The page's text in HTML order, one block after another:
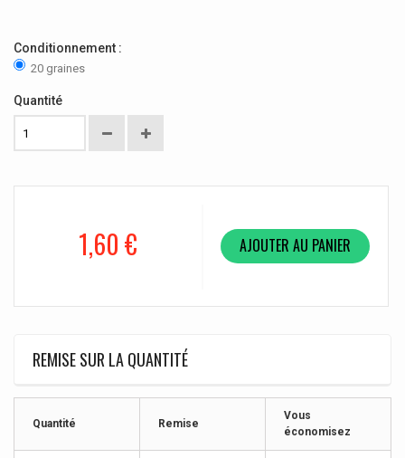
Conditionnement :
20 graines
Quantité
1,60 € AJOUTER AU PANIER
REMISE SUR LA QUANTITÉ
Quantité Remise
Vous
économisez